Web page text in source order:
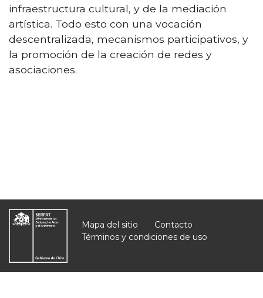
infraestructura cultural, y de la mediación
artística. Todo esto con una vocación
descentralizada, mecanismos participativos, y
la promoción de la creación de redes y
asociaciones.
Mapa del sitio
Contacto
Términos y condiciones de uso